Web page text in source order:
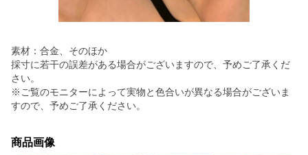
素材：合金、そのほか
採寸に若干の誤差がある場合がございますので、予めご了承くだ
さい。
※ご覧のモニターによって実物と色合いが異なる場合がございま
すので、予めご了承ください。
商品画像